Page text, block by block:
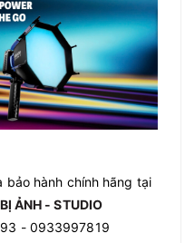
bảo hành chính hãng tại
ẢNH - STUDIO
- 0933997819